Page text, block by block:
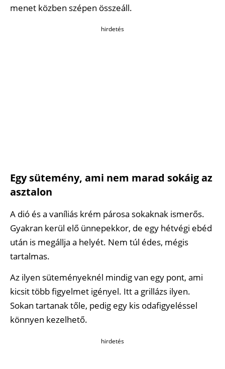
menet közben szépen összeáll.
hirdetés
Egy sütemény, ami nem marad sokáig az
asztalon
A dió és a vaníliás krém párosa sokaknak ismerős.
Gyakran kerül elő ünnepekkor, de egy hétvégi ebéd
után is megállja a helyét. Nem túl édes, mégis
tartalmas.
Az ilyen süteményeknél mindig van egy pont, ami
kicsit több figyelmet igényel. Itt a grillázs ilyen.
Sokan tartanak tőle, pedig egy kis odafigyeléssel
könnyen kezelhető.
hirdetés